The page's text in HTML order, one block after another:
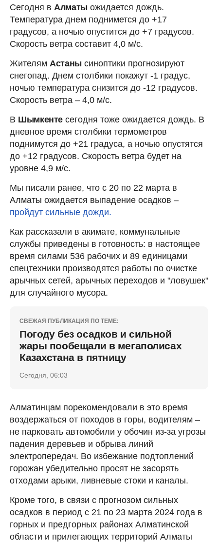
Сегодня в Алматыожидается дождь.
Температура днем поднимется до +17
градусов, а ночью опустится до +7 градусов.
Скорость ветра составит 4,0 м/с.
Жителям Астанысиноптики прогнозируют
снегопад. Днем столбики покажут -1 градус,
ночью температура снизится до -12 градусов.
Скорость ветра – 4,0 м/с.
В Шымкенте сегодня тоже ожидается дождь. В
дневное время столбики термометров
поднимутся до +21 градуса, а ночью опустятся
до +12 градусов. Скорость ветра будет на
уровне 4,9 м/с.
Мы писали ранее, что с 20 по 22 марта в
Алматы ожидается выпадение осадков –
пройдут сильные дожди.
Как рассказали в акимате, коммунальные
службы приведены в готовность: в настоящее
время силами 536 рабочих и 89 единицами
спецтехники производятся работы по очистке
арычных сетей, арычных переходов и "ловушек"
для случайного мусора.
СВЕЖАЯ ПУБЛИКАЦИЯ ПО ТЕМЕ:
Погоду без осадков и сильной
жары пообещали в мегаполисах
Казахстана в пятницу
Сегодня, 06:03
Алматинцам порекомендовали в это время
воздержаться от походов в горы, водителям –
не парковать автомобили у обочин из-за угрозы
падения деревьев и обрыва линий
электропередач. Во избежание подтоплений
горожан убедительно просят не засорять
отходами арыки, ливневые стоки и каналы.
Кроме того, в связи с прогнозом сильных
осадков в период с 21 по 23 марта 2024 года в
горных и предгорных районах Алматинской
области и прилегающих территорий Алматы